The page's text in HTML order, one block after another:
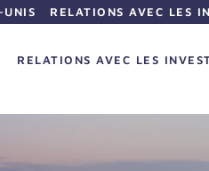
UNIS RELATIONS AVEC LES
RELATIONS AVEC LES